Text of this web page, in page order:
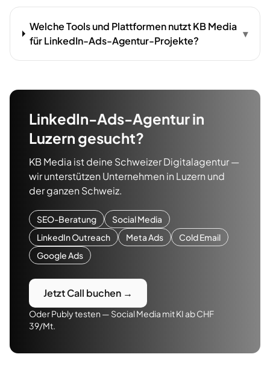
Welche Tools und Plattformen nutzt KB Media
für LinkedIn-Ads-Agentur-Projekte?
▾
LinkedIn-Ads-Agenturin
Luzern gesucht?
KB Media ist deine Schweizer Digitalagentur —
wir unterstützen Unternehmen in Luzern und
der ganzen Schweiz.
SEO-Beratung
Social Media
LinkedIn Outreach
Meta Ads
Cold Email
Google Ads
Jetzt Call buchen →
Oder Publy testen — Social Media mit KI ab CHF
39/Mt.